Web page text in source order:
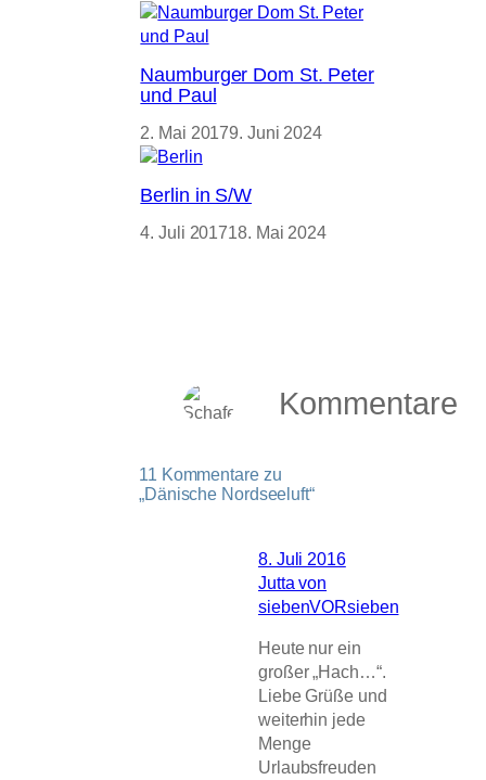
Naumburger Dom St. Peter
und Paul
2. Mai 20179. Juni 2024
Berlin in S/W
4. Juli 201718. Mai 2024
Kommentare
11 Kommentare zu
„Dänische Nordseeluft“
8. Juli 2016
Jutta von
siebenVORsieben
Heute nur ein
großer „Hach…“.
Liebe Grüße und
weiterhin jede
Menge
Urlaubsfreuden